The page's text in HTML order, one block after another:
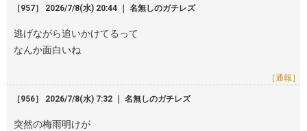
［957］ 2026/7/8(水) 20:44 ｜ 名無しのガチレズ
逃げながら追いかけてるって
なんか面白いね
［通報］
［956］ 2026/7/8(水) 7:32 ｜ 名無しのガチレズ
突然の梅雨明けが